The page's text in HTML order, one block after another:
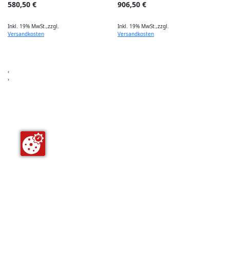
580,50 €
Inkl. 19% MwSt.,zzgl.
Versandkosten
906,50 €
Inkl. 19% MwSt.,zzgl.
Versandkosten
‹
›